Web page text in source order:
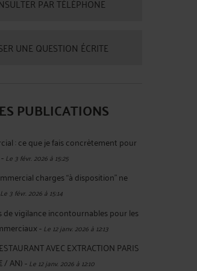
PAR TÉLÉPHONE
UNE QUESTION ÉCRITE
PUBLICATIONS
: ce que je fais concrètement pour
-Le 3 févr. 2026 à 15:25
charges “à disposition” ne
Le 3 févr. 2026 à 15:14
de vigilance incontournables pour les
-Le 12 janv. 2026 à 12:13
AVEC EXTRACTION PARIS
/ AN)-Le 12 janv. 2026 à 12:10